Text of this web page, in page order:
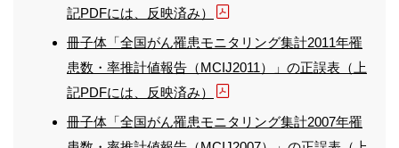
記PDFには、反映済み）
冊子体「全国がん罹患モニタリング集計2011年罹
患数・率推計値報告（MCIJ2011）」の正誤表（上
記PDFには、反映済み）
冊子体「全国がん罹患モニタリング集計2007年罹